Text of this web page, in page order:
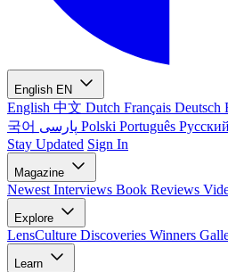
English EN
English 中文 Dutch Français Deutsch
국어
Polski Português Русский
Stay Updated Sign In
Magazine
Newest Interviews Book Reviews
Explore
LensCulture Discoveries Winners
Learn